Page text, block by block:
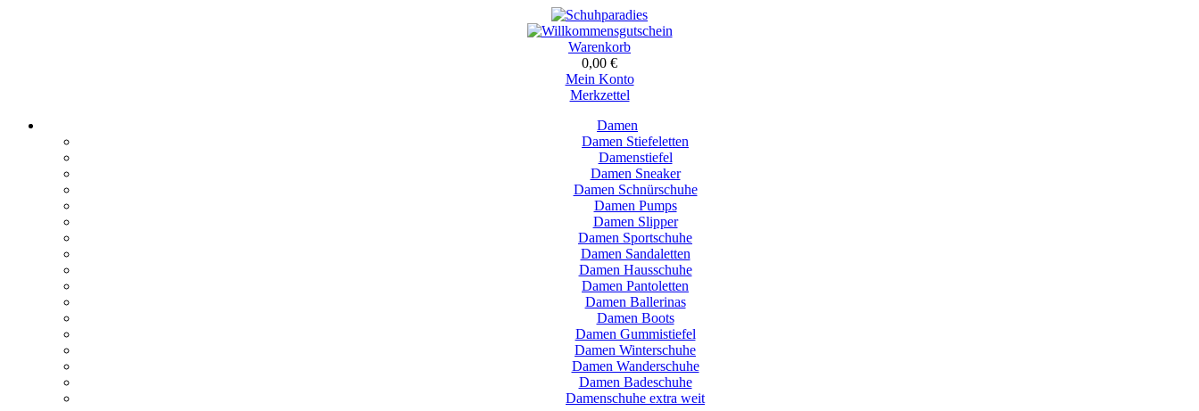
Warenkorb
0,00 €
Mein Konto
Merkzettel
Damen
Damen Stiefeletten
Damenstiefel
Damen Sneaker
Damen Schnürschuhe
Damen Pumps
Damen Slipper
Damen Sportschuhe
Damen Sandaletten
Damen Hausschuhe
Damen Pantoletten
Damen Ballerinas
Damen Boots
Damen Gummistiefel
Damen Winterschuhe
Damen Wanderschuhe
Damen Badeschuhe
Damenschuhe extra weit